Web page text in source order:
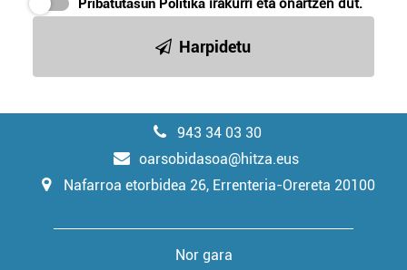
Pribatutasun Politika irakurri eta onartzen dut.
Harpidetu
943 34 03 30
oarsobidasoa@hitza.eus
Nafarroa etorbidea 26, Errenteria-Orereta 20100
Nor gara